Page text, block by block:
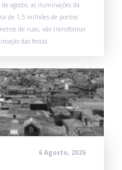
agosto, as iluminações da
de 1,5 milhões de pontos
de ruas, vão transformar
das festas.
6 Agosto, 2026